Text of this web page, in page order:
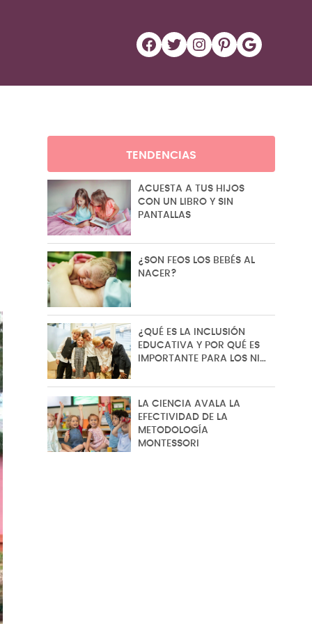
Facebook Twitter Instagram Pinterest Google
TENDENCIAS
ACUESTA A TUS HIJOS
CON UN LIBRO Y SIN
PANTALLAS
¿SON FEOS LOS BEBÉS AL
NACER?
¿QUÉ ES LA INCLUSIÓN
EDUCATIVA Y POR QUÉ ES
IMPORTANTE PARA LOS NI…
LA CIENCIA AVALA LA
EFECTIVIDAD DE LA
METODOLOGÍA
MONTESSORI